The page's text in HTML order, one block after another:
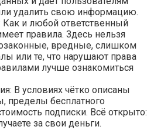
удалить свою информацию.
Как и любой ответственный
правила. Здесь нельзя
вредные, слишком
или те, что нарушают права
лучше ознакомиться
В условиях чётко описаны
пределы бесплатного
подписки. Всё открыто:
за свои деньги.